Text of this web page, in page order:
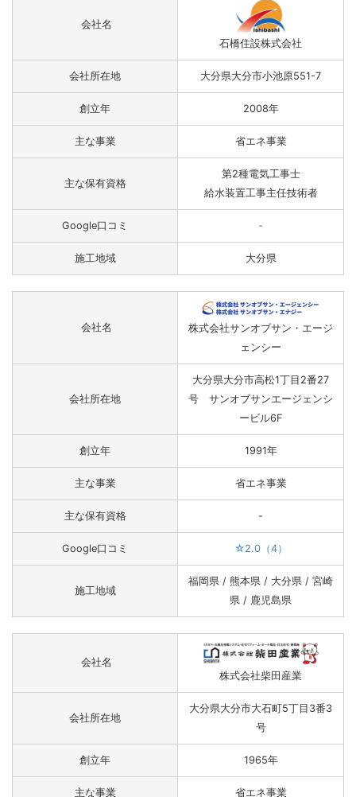
会社名
石橋住設株式会社
会社所在地 大分県大分市小池原551-7
創立年 2008年
主な事業 省エネ事業
主な保有資格
第2種電気工事士
給水装置工事主任技術者
Google口コミ -
施工地域 大分県
会社名
株式会社サンオブサン・エージ
ェンシー
会社所在地
大分県大分市高松1丁目2番27
号 サンオブサンエージェンシ
ービル6F
創立年 1991年
主な事業 省エネ事業
主な保有資格 -
Google口コミ ☆2.0（4）
施工地域
福岡県 / 熊本県 / 大分県 / 宮崎
県 / 鹿児島県
会社名
株式会社柴田産業
会社所在地
大分県大分市大石町5丁目3番3
号
創立年 1965年
主な事業 省エネ事業